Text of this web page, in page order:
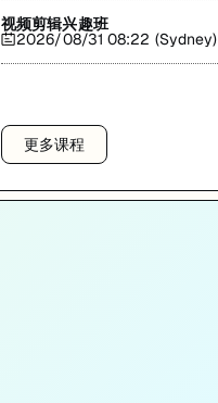
视频剪辑兴趣班
2026/08/31 08:22 (Sydney)
更多课程